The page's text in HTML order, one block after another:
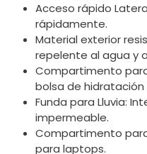
Acceso rápido
rápidamente.
Material exterior
repelente al agua y
Compartimento
bolsa de hidratación
Funda para Lluvia:
impermeable.
Compartimento
para laptops.